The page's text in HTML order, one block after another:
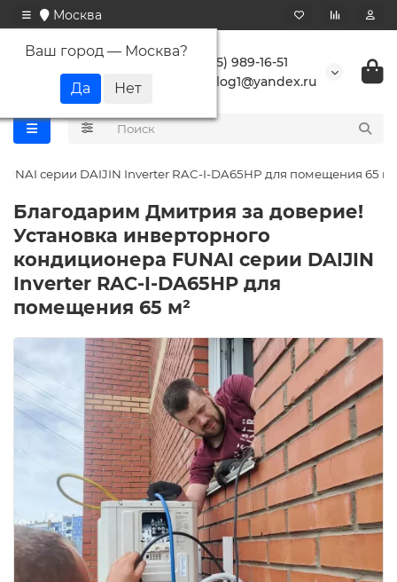
Москва
Ваш город — Москва?
+7 (495) 989-16-51
buranlog1@yandex.ru
серии DAIJIN Inverter RAC-I-DA65HP для помещения 65 м²
Благодарим Дмитрия за доверие!
Установка инверторного
кондиционера FUNAI серии DAIJIN
Inverter RAC-I-DA65HP для
помещения 65 м²